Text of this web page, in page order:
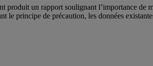
produit un rapport soulignant l’importance de
le principe de précaution, les données